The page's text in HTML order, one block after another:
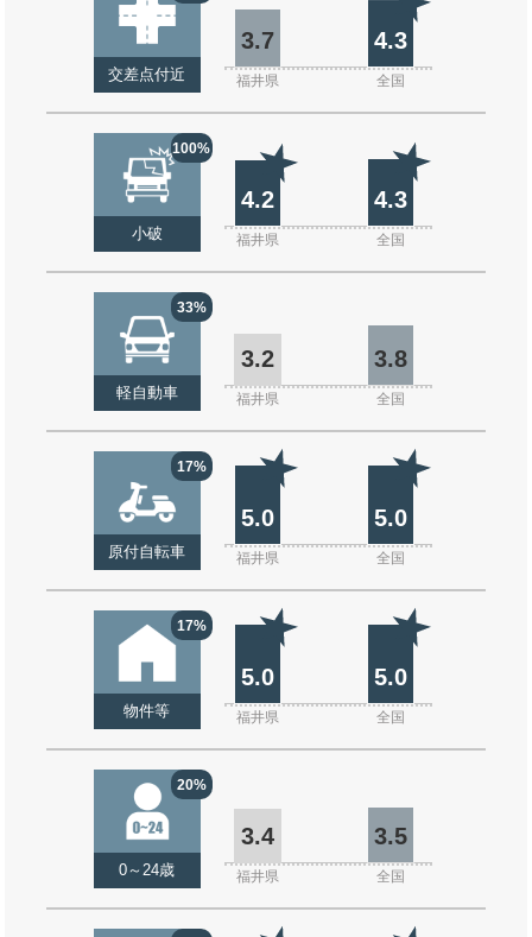
交差点付近
3.7 4.3
福井県 全国
100%
小破
4.2 4.3
福井県 全国
33%
軽自動車
3.2 3.8
福井県 全国
17%
原付自転車
5.0 5.0
福井県 全国
17%
物件等
5.0 5.0
福井県 全国
20%
0～24歳
3.4 3.5
福井県 全国